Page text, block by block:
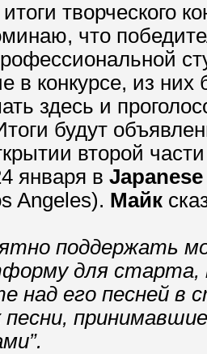
творческого
что
в конкурсе, из
здесь и
будут
второй
января в
Angeles). Майк
поддержать
для старта,
над его песней в